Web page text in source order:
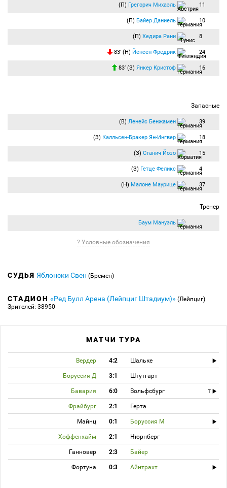
(П) Грегорич Михаэль 11
(П) Байер Даниель 10
(П) Хедира Рани 8
83′ (Н) Йенсен Фредрик 24
83′ (З) Янкер Кристоф 16
Запасные
(В) Ленейс Бенжамен 39
(З) Калльсен-Бракер Ян-Ингвер 18
(З) Станич Йозо 15
(З) Гетце Феликс 4
(Н) Малоне Маурице 37
Тренер
Баум Мануэль
? Условные обозначения
СУДЬЯ Яблонски Свен (Бремен)
СТАДИОН «Ред Булл Арена (Лейпциг Штадиум)» (Лейпциг)
Зрителей: 38950
МАТЧИ ТУРА
Вердер 4:2 Шальке
Боруссия Д 3:1 Штутгарт
Бавария 6:0 Вольфсбург T
Фрайбург 2:1 Герта
Майнц 0:1 Боруссия М
Хоффенхайм 2:1 Нюрнберг
Ганновер 2:3 Байер
Фортуна 0:3 Айнтрахт